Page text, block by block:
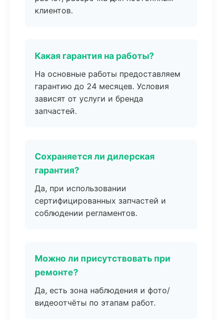
клиентов.
Какая гарантия на работы?
На основные работы предоставляем
гарантию до 24 месяцев. Условия
зависят от услуги и бренда
запчастей.
Сохраняется ли дилерская
гарантия?
Да, при использовании
сертифицированных запчастей и
соблюдении регламентов.
Можно ли присутствовать при
ремонте?
Да, есть зона наблюдения и фото/
видеоотчёты по этапам работ.